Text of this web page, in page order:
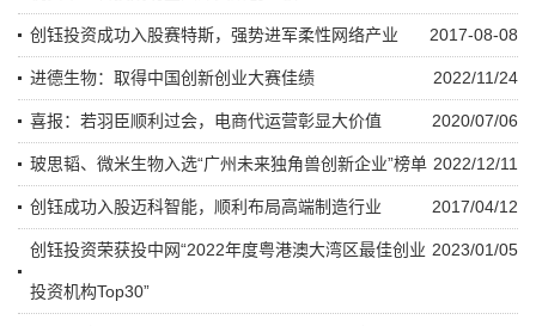
2017-08-08
创钰投资成功入股赛特斯，强势进军柔性网络产业
2022/11/24
进德生物：取得中国创新创业大赛佳绩
2020/07/06
喜报：若羽臣顺利过会，电商代运营彰显大价值
2022/12/11
玻思韬、微米生物入选“广州未来独角兽创新企业”榜单
2017/04/12
创钰成功入股迈科智能，顺利布局高端制造行业
2023/01/05
创钰投资荣获投中网“2022年度粤港澳大湾区最佳创业
投资机构Top30”